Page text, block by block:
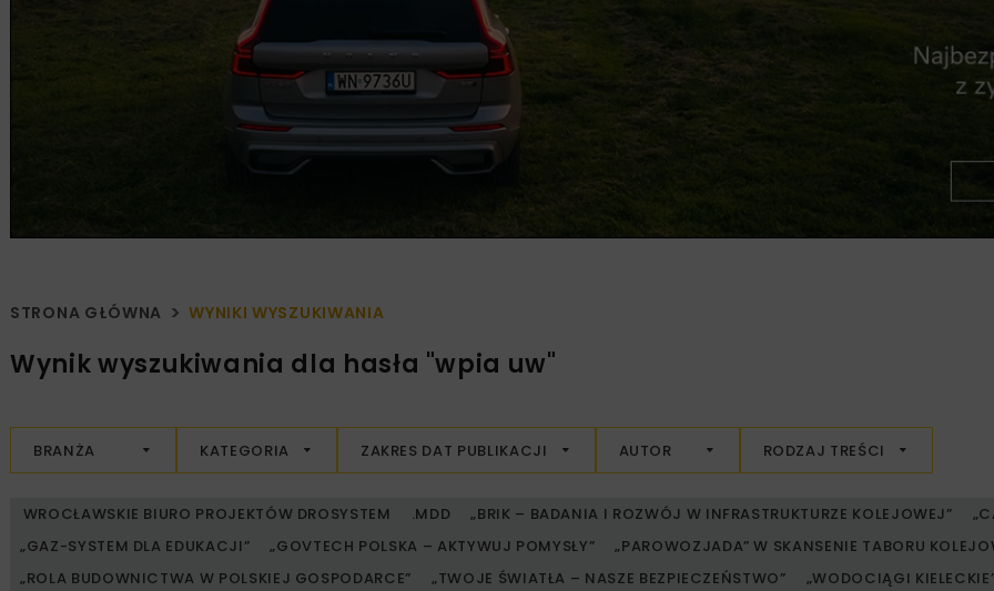
STRONA GŁÓWNA WYNIKI WYSZUKIWANIA
Wynik wyszukiwania dla hasła "wpia uw"
BRANŻA KATEGORIA ZAKRES DAT PUBLIKACJI AUTOR RODZAJ TREŚCI
WROCŁAWSKIE BIURO PROJEKTÓW DROSYSTEM .MDD „BRIK – BADANIA I ROZWÓJ W INFRASTRUKTURZE KOLEJOWEJ”
„GAZ-SYSTEM DLA EDUKACJI”
„GOVTECH POLSKA – AKTYWUJ POMYSŁY”
„PAROWOZJADA” W SKANSENIE TABORU
„ROLA BUDOWNICTWA W POLSKIEJ GOSPODARCE”
„TWOJE ŚWIATŁA – NASZE BEZPIECZEŃSTWO”
„WODOCIĄGI